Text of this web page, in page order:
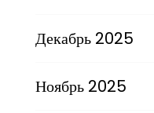
Декабрь 2025
Ноябрь 2025